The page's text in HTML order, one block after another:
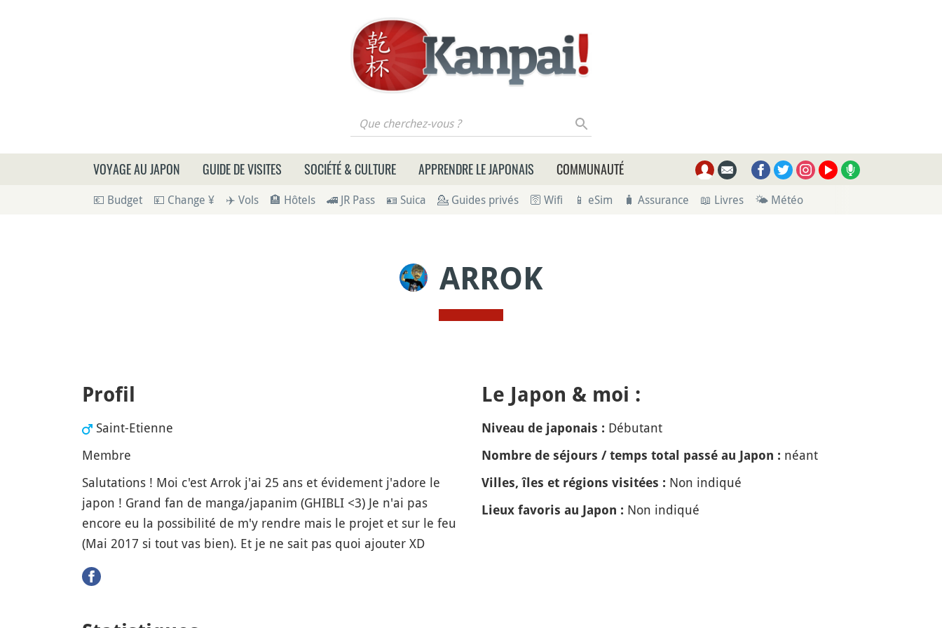
Que cherchez-vous ?
VOYAGE AU JAPON GUIDE DE VISITES SOCIÉTÉ & CULTURE APPRENDRE LE JAPONAIS COMMUNAUTÉ
💶 Budget 💴 Change ¥ ✈️ Vols 🏨 Hôtels 🚄 JR Pass 🪪 Suica 💁 Guides privés 🛜 Wifi 📱 eSim 🧳 Assurance 📖 Livres 🌤 Météo
ARROK
Profil
Saint-Etienne
Membre
Salutations ! Moi c'est Arrok j'ai 25 ans et évidement j'adore le
japon ! Grand fan de manga/japanim (GHIBLI <3) Je n'ai pas
encore eu la possibilité de m'y rendre mais le projet et sur le feu
(Mai 2017 si tout vas bien). Et je ne sait pas quoi ajouter XD
Le Japon & moi :
Niveau de japonais : Débutant
Nombre de séjours / temps total passé au Japon : néant
Villes, îles et régions visitées : Non indiqué
Lieux favoris au Japon : Non indiqué